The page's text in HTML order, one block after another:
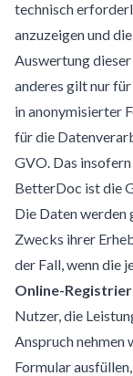
technisch
anzuzeigen und
Auswertung
anderes gilt nur
in anonymisierter
für die
GVO. Das
BetterDoc ist die
Die Daten werden
Zwecks ihrer
der Fall, wenn die
Online-
Nutzer, die
Anspruch nehmen
Formular